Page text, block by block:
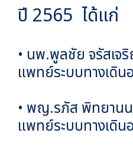
ปี 2565 ได้แก่
• นพ.พูลชัย จรัสเจ
แพทย์ระบบทางเดิน
• พญ.รภัส พิทยาน
แพทย์ระบบทางเดิน